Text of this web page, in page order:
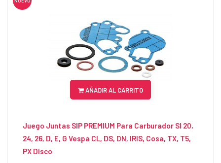
AÑADIR AL CARRITO
Juego Juntas SIP PREMIUM Para Carburador SI 20,
24, 26, D, E, G Vespa CL, DS, DN, IRIS, Cosa, TX, T5,
PX Disco